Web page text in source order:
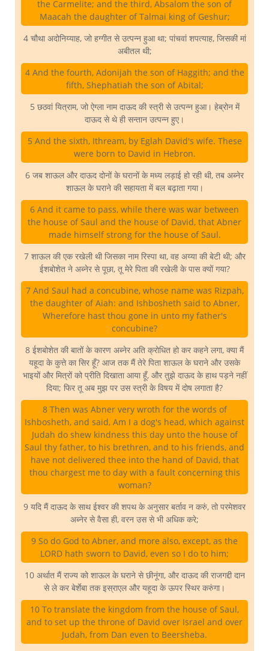
the Carmelite; and the third, Absalom the son of
Maacah the daughter of Talmai king of Geshur;
4 चौथा अदोनिय्याह, जो हग्गीत से उत्पन्न हुआ था; पांचवां शपत्याह, जिसकी मां
अबीतल थी;
4 And the fourth, Adonijah the son of Haggith; and the
fifth, Shephatiah the son of Abital;
5 छठवां यित्राम, जो ऐग्ला नाम दाऊद की स्त्री से उत्पन्न हुआ। हेब्रोन में
दाऊद से थे ही सन्तान उत्पन्न हुए।
5 And the sixth, Ithream, by Eglah David's wife. These
were born to David in Hebron.
6 जब शाऊल और दाऊद दोनों के घरानों के मध्य लड़ाई हो रही थी, तब अब्नेर
शाऊल के घराने की सहायता में बल बढ़ाता गया।
6 And it came to pass, while there was war between
the house of Saul and the house of David, that Abner
made himself strong for the house of Saul.
7 शाऊल की एक रखेली थी जिसका नाम रिस्पा था, वह अय्या की बेटी थी; और
ईशबोशेत ने अब्नेर से पूछा, तू मेरे पिता की रखेली के पास क्यों गया?
7 And Saul had a concubine, whose name was Rizpah,
the daughter of Aiah: and Ishbosheth said to Abner,
Wherefore hast thou gone in unto my father's
concubine?
8 ईशबोशेत की बातों के कारण अब्नेर अति क्रोधित हो कर कहने लगा, क्या मैं
यहूदा के कुत्ते का सिर हूँ? आज तक मैं तेरे पिता शाऊल के घराने और उसके
भाइयों और मित्रों को प्रीति दिखाता आया हूँ, और तुझे दाऊद के हाथ पड़ने नहीं
दिया; फिर तू अब मुझ पर उस स्त्री के विषय में दोष लगाता है?
8 Then was Abner very wroth for the words of
Ishbosheth, and said, Am I a dog's head, which against
Judah do shew kindness this day unto the house of
Saul thy father, to his brethren, and to his friends, and
have not delivered thee into the hand of David, that
thou chargest me to day with a fault concerning this
woman?
9 यदि मैं दाऊद के साथ ईश्वर की शपथ के अनुसार बर्ताव न करुं, तो परमेशवर
अब्नेर से वैसा ही, वरन उस से भी अधिक करे;
9 So do God to Abner, and more also, except, as the
LORD hath sworn to David, even so I do to him;
10 अर्थात मैं राज्य को शाऊल के घराने से छीनूंगा, और दाऊद की राजगद्दी दान
से ले कर बेर्शेबा तक इस्राएल और यहूदा के ऊपर स्थिर करुंगा।
10 To translate the kingdom from the house of Saul,
and to set up the throne of David over Israel and over
Judah, from Dan even to Beersheba.